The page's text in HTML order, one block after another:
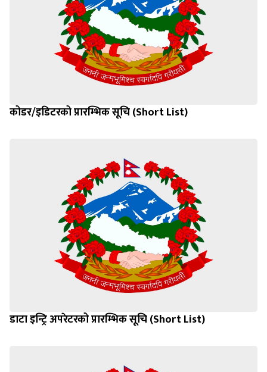
कोडर/इडिटरको प्रारम्भिक सूचि (Short List)
डाटा इन्ट्रि अपरेटरको प्रारम्भिक सूचि (Short List)